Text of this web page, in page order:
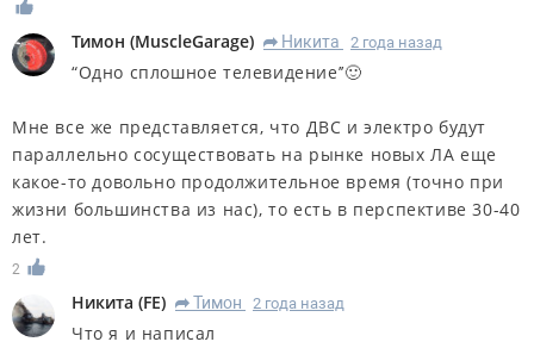
Тимон (MuscleGarage) R Никита 2 года назад
“Одно сплошное телевидение’’🙂
Мне все же представляется, что ДВС и электро будут
параллельно сосуществовать на рынке новых ЛА еще
какое-то довольно продолжительное время (точно при
жизни большинства из нас), то есть в перспективе 30-40
лет.
2
Никита (FE) R Тимон 2 года назад
Что я и написал